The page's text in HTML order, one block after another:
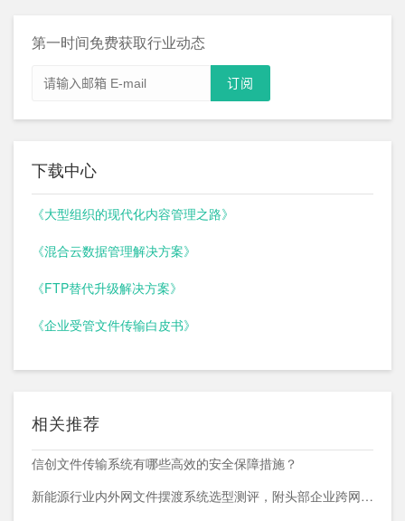
第一时间免费获取行业动态
下载中心
《大型组织的现代化内容管理之路》
《混合云数据管理解决方案》
《FTP替代升级解决方案》
《企业受管文件传输白皮书》
相关推荐
信创文件传输系统有哪些高效的安全保障措施？
新能源行业内外网文件摆渡系统选型测评，附头部企业跨网部署案例